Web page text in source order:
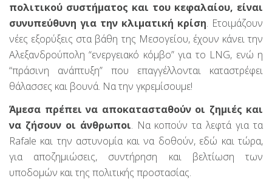
πολιτικού συστήματος και του κεφαλαίου, είναι
συνυπεύθυνη για την κλιματική κρίση. Ετοιμάζουν
νέες εξορύξεις στα βάθη της Μεσογείου, έχουν κάνει την
Αλεξανδρούπολη “ενεργειακό κόμβο” για το LNG, ενώ η
“πράσινη ανάπτυξη” που επαγγέλλονται καταστρέφει
θάλασσες και βουνά. Να την γκρεμίσουμε!
Άμεσα πρέπει να αποκατασταθούν οι ζημιές και
να ζήσουν οι άνθρωποι. Να κοπούν τα λεφτά για τα
Rafale και την αστυνομία και να δοθούν, εδώ και τώρα,
για αποζημιώσεις, συντήρηση και βελτίωση των
υποδομών και της πολιτικής προστασίας.